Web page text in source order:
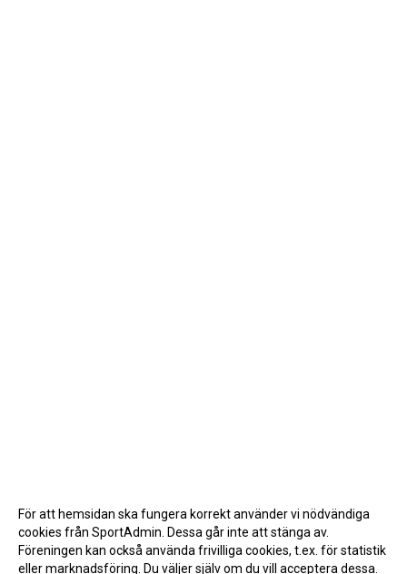
För att hemsidan ska fungera korrekt använder vi nödvändiga
cookies från SportAdmin. Dessa går inte att stänga av.
Föreningen kan också använda frivilliga cookies, t.ex. för statistik
eller marknadsföring. Du väljer själv om du vill acceptera dessa.